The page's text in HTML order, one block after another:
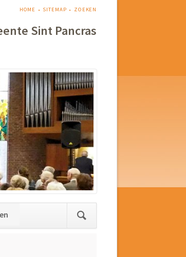
NAVIGATIE
HOME SITEMAP ZOEKEN
Sint Pancras